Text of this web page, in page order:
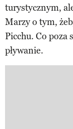
turystycznym,
Marzy o tym,
Picchu. Co poza
pływanie.